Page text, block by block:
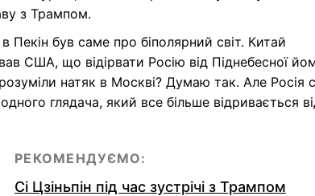
з Трампом.
в Пекін був саме про біполярний світ. Китай
США, що відірвати Росію від Піднебесної
натяк в Москві? Думаю так. Але Росія
глядача, який все більше відривається
РЕКОМЕНДУЄМО:
Сі Цзіньпін під час зустрічі з Трампом